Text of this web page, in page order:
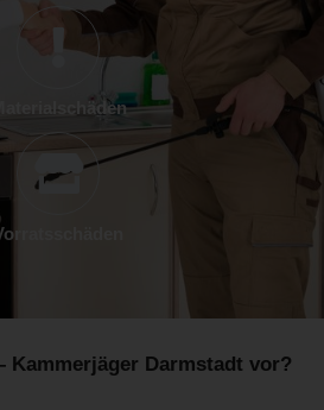
Materialschäden
Kammerjäger Darmstadt vor?